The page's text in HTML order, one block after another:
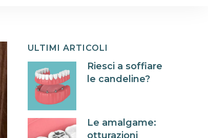
ULTIMI ARTICOLI
Riesci a soffiare
le candeline?
Le amalgame:
otturazioni